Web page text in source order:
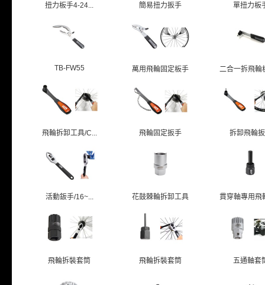
扭力板手4-24... 簡易扭力扳手 單扭力板
TB-FW55 萬用飛輪固定板手 二合一拆飛輪
飛輪拆卸工具/C... 飛輪固定扳手 拆卸飛輪
活動鈑手/16~... 花鼓棘輪拆卸工具 貫穿軸專用飛
飛輪拆裝套筒 飛輪拆裝套筒 五通軸套